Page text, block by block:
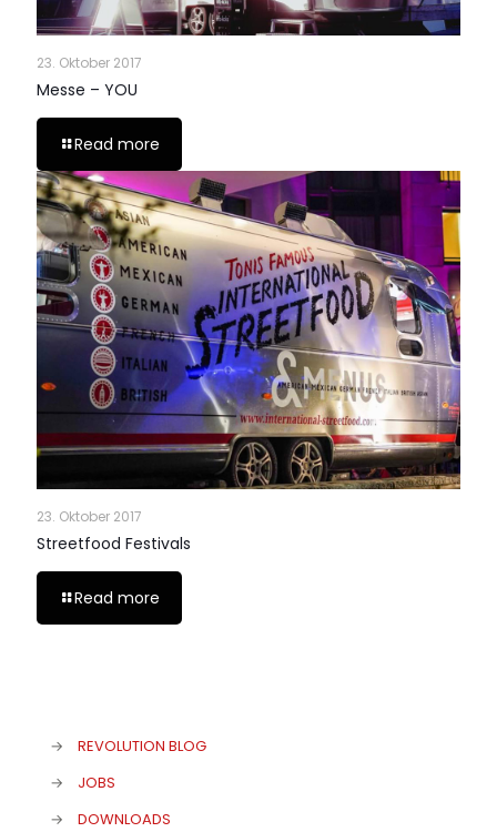
23. Oktober 2017
Messe – YOU
Read more
23. Oktober 2017
Streetfood Festivals
Read more
→
REVOLUTION BLOG
→
JOBS
→
DOWNLOADS